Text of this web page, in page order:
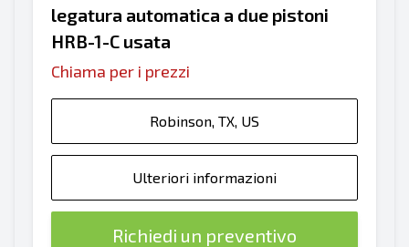
legatura automatica a due pistoni
HRB-1-C usata
Chiama per i prezzi
Robinson, TX, US
Ulteriori informazioni
Richiedi un preventivo